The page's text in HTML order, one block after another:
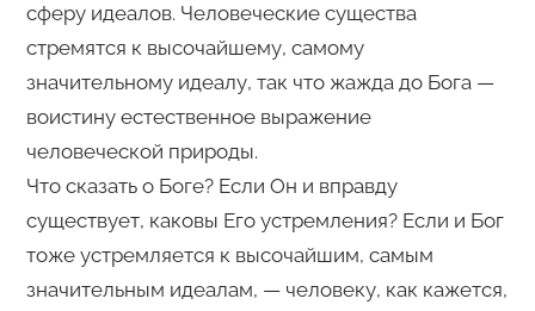
сферу идеалов. Человеческие существа
стремятся к высочайшему, самому
значительному идеалу, так что жажда до Бога —
воистину естественное выражение
человеческой природы.
Что сказать о Боге? Если Он и вправду
существует, каковы Его устремления? Если и Бог
тоже устремляется к высочайшим, самым
значительным идеалам, — человеку, как кажется,